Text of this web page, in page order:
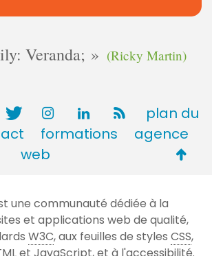
Veranda; (Ricky Martin)
plan du
formations
agence
web
de
page
une communauté dédiée à la
et applications web de qualité,
W3C, aux feuilles de styles CSS,